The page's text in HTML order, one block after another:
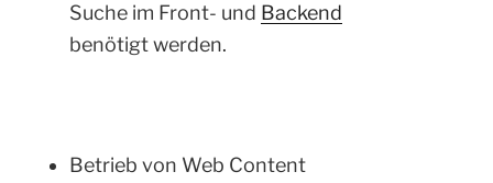
Suche im Front- und Backend
benötigt werden.
Betrieb von Web Content